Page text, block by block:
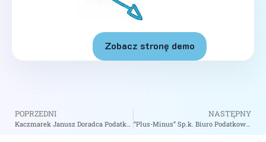
Zobacz stronę demo
POPRZEDNI
Kaczmarek Janusz Doradca Podatkowy – zobacz na biizii.com
NASTĘPNY
“Plus-Minus” Sp.k. Biuro Podatkowo-Rachunkowe Jan Głaz i Wspólnicy – zobacz na biizii.com